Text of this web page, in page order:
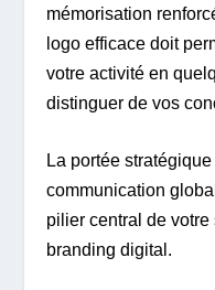
mémorisation
logo efficace doit
votre activité en
distinguer de vos
La portée
communication
pilier central de
branding digital.